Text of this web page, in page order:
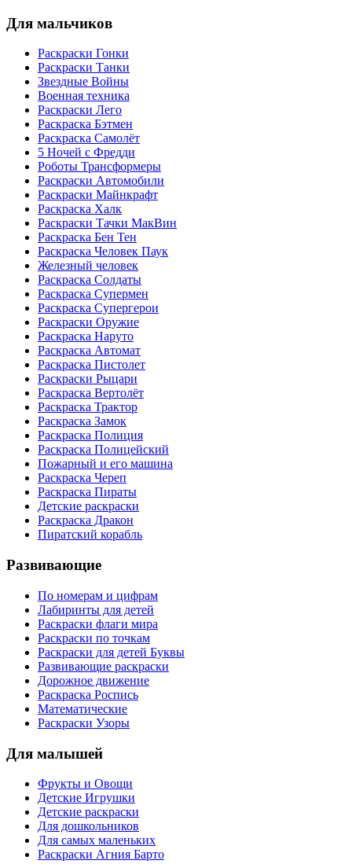
Для мальчиков
Раскраски Гонки
Раскраски Танки
Звездные Войны
Военная техника
Раскраски Лего
Раскраска Бэтмен
Раскраска Самолёт
5 Ночей с Фредди
Роботы Трансформеры
Раскраски Автомобили
Раскраски Майнкрафт
Раскраска Халк
Раскраски Тачки МакВин
Раскраска Бен Тен
Раскраска Человек Паук
Железный человек
Раскраска Солдаты
Раскраска Супермен
Раскраска Супергерои
Раскраски Оружие
Раскраска Наруто
Раскраска Автомат
Раскраска Пистолет
Раскраски Рыцари
Раскраска Вертолёт
Раскраска Трактор
Раскраска Замок
Раскраска Полиция
Раскраска Полицейский
Пожарный и его машина
Раскраска Череп
Раскраска Пираты
Детские раскраски
Раскраска Дракон
Пиратский корабль
Развивающие
По номерам и цифрам
Лабиринты для детей
Раскраски флаги мира
Раскраски по точкам
Раскраски для детей Буквы
Развивающие раскраски
Дорожное движение
Раскраска Роспись
Математические
Раскраски Узоры
Для малышей
Фрукты и Овощи
Детские Игрушки
Детские раскраски
Для дошкольников
Для самых маленьких
Раскраски Агния Барто